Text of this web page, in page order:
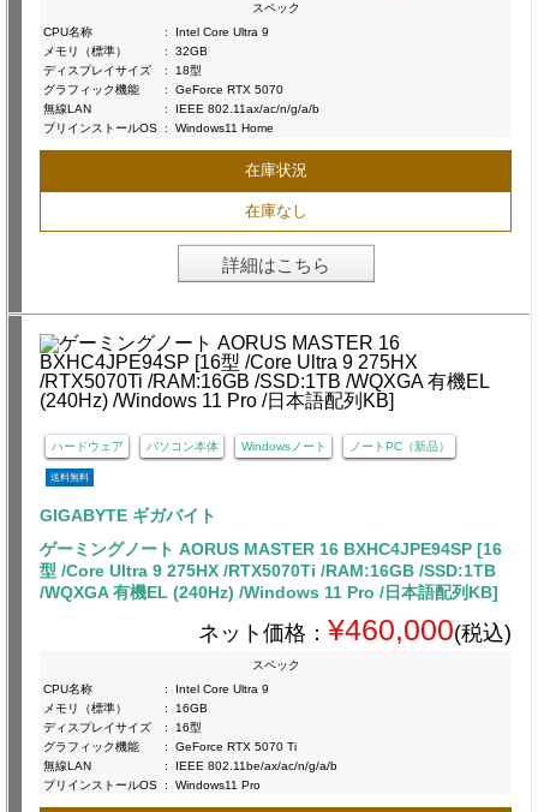
スペック
CPU名称
:
Intel Core Ultra 9
メモリ（標準）
:
32GB
ディスプレイサイズ
:
18型
グラフィック機能
:
GeForce RTX 5070
無線LAN
:
IEEE 802.11ax/ac/n/g/a/b
プリインストールOS : Windows11 Home
在庫状況
在庫なし
詳細はこちら
ハードウェア パソコン本体 Windowsノート ノートPC（新品）
送料無料
GIGABYTE ギガバイト
ゲーミングノート AORUS MASTER 16 BXHC4JPE94SP [16
型 /Core Ultra 9 275HX /RTX5070Ti /RAM:16GB /SSD:1TB
/WQXGA 有機EL (240Hz) /Windows 11 Pro /日本語配列KB]
ネット価格： ¥460,000(税込)
スペック
CPU名称
:
Intel Core Ultra 9
メモリ（標準）
:
16GB
ディスプレイサイズ
:
16型
グラフィック機能
:
GeForce RTX 5070 Ti
無線LAN
:
IEEE 802.11be/ax/ac/n/g/a/b
プリインストールOS : Windows11 Pro